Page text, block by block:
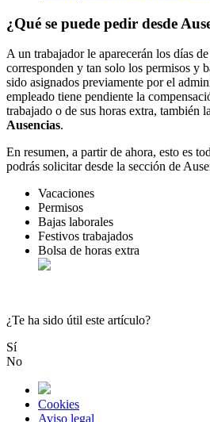
¿Qué se puede pedir desde
A un trabajador le aparecerán los días de
corresponden y tan solo los permisos y
sido asignados previamente por el
empleado tiene pendiente la compensaci
trabajado o de sus horas extra, también
Ausencias.
En resumen, a partir de ahora, esto es
podrás solicitar desde la sección de
Vacaciones
Permisos
Bajas laborales
Festivos trabajados
Bolsa de horas extra
¿Te ha sido útil este artículo?
Sí
No
Cookies
Aviso legal